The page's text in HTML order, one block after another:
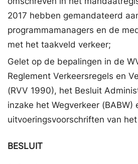
2017 hebben gemandateerd
programmamanagers en de
met het taakveld verkeer;
Gelet op de bepalingen in de
Reglement Verkeersregels en
(RVV 1990), het Besluit
inzake het Wegverkeer (BABW)
uitvoeringsvoorschriften van het
BESLUIT